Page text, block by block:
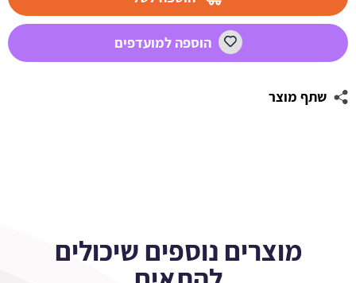
לבן
הוספה למועדפים
שתף מוצר
מוצרים נוספים שיכולים